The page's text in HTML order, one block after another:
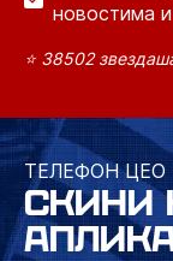
новостима
⭐ 38502
ТЕЛЕФОН ЦЕО
СКИНИ